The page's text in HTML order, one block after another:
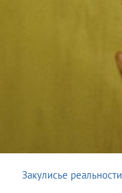
Закулисье реальности